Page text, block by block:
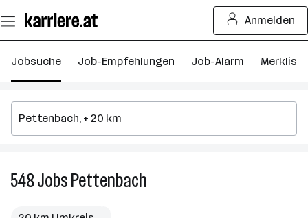
Seiteninhalt
springen
Anmelden
Jobsuche Job-Empfehlungen Job-Alarm Merkliste
548JobsPettenbach